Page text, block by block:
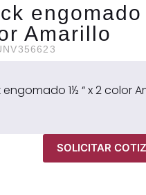
Amarillo
engomado 1½ “ x 2 color
SOLICITAR